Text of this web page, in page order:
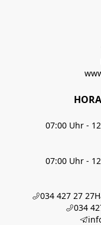
07:00 Uhr -
07:00 Uhr -
034 427 27 27
034